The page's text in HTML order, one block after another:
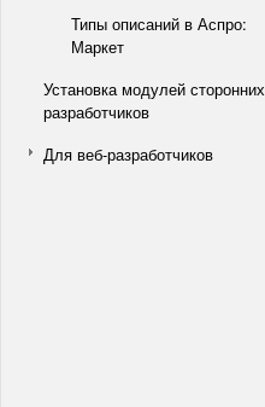
Типы описаний в Аспро:
Маркет
Установка модулей сторонних
разработчиков
Для веб-разработчиков